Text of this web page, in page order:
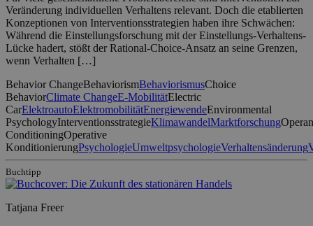
Veränderung individuellen Verhaltens relevant. Doch die etablierten
Konzeptionen von Interventionsstrategien haben ihre Schwächen:
Während die Einstellungsforschung mit der Einstellungs-Verhaltens-
Lücke hadert, stößt der Rational-Choice-Ansatz an seine Grenzen,
wenn Verhalten […]
Behavior ChangeBehaviorismBehaviorismusChoice
BehaviorClimate ChangeE-MobilitätElectric
CarElektroautoElektromobilitätEnergiewendeEnvironmental
PsychologyInterventionsstrategieKlimawandelMarktforschung
ConditioningOperative
KonditionierungPsychologieUmweltpsychologieVerhaltensänderung
Buchtipp
Tatjana Freer